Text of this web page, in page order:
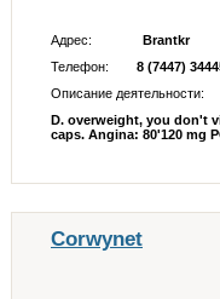
Адрес:
Brantkr
Телефон:
8 (7447)
Описание деятельности:
D. overweight, you don't
caps. Angina: 80'120 mg
Corwynet